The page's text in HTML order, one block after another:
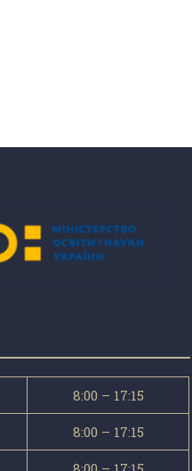
8:00 – 17:15
8:00 – 17:15